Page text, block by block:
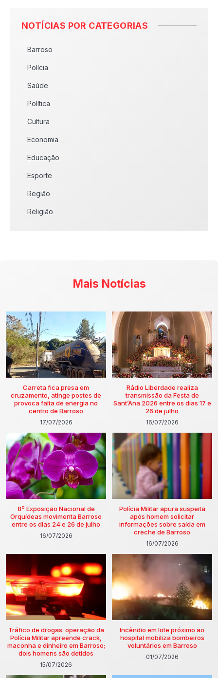
NOTÍCIAS POR CATEGORIAS
Barroso
Polícia
Saúde
Política
Cultura
Economia
Educação
Esporte
Região
Religião
Mais Notícias
Carreta fica presa em
cruzamento, atinge postes de
provoca falta de energia no
centro de Barroso
17/07/2026
Rádio Liberdade realiza
transmissão da Festa de
Sant’Ana 2026 entre os dias 17 e
26 de julho
16/07/2026
8º Exposição Nacional de
Orquídeas movimenta Barroso
entre os dias 24 e 26 de julho
16/07/2026
Polícia Militar apura suspeita
após homem solicitar
informações sobre saída em
creche de Barroso
16/07/2026
Tráfico de drogas: operação da
Polícia Militar apreende crack,
maconha e dinheiro em Barroso;
dois homens são detidos
15/07/2026
Incêndio em lote próximo ao
hospital mobiliza bombeiros
voluntários em Barroso
01/07/2026